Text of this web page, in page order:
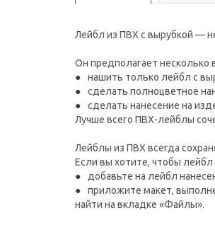
Лейбл из ПВХ с вырубкой —
Он предполагает несколько
нашить только лейбл с
сделать полноцветное
сделать нанесение на
Лучше всего ПВХ-лейблы
Лейблы из ПВХ всегда
Если вы хотите, чтобы
добавьте на лейбл
приложите макет,
найти на вкладке «Файлы».